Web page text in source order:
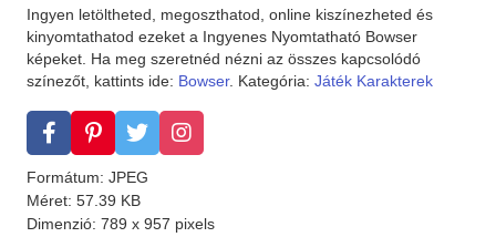
Ingyen letöltheted, megoszthatod, online kiszínezheted és
kinyomtathatod ezeket a Ingyenes Nyomtatható Bowser
képeket. Ha meg szeretnéd nézni az összes kapcsolódó
színezőt, kattints ide: Bowser. Kategória: Játék Karakterek
Formátum: JPEG
Méret: 57.39 KB
Dimenzió: 789 x 957 pixels